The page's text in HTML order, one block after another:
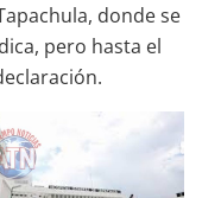
donde se
pero hasta el